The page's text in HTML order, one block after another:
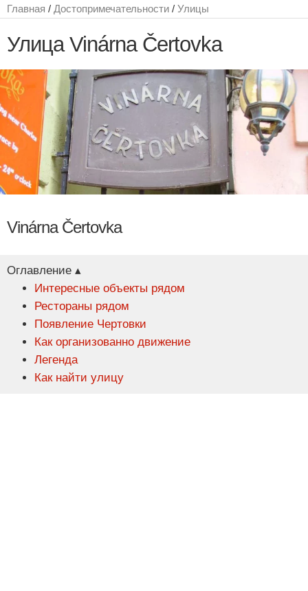
Главная / Достопримечательности / Улицы
Улица Vinárna Čertovka
Vinárna Čertovka
Оглавление ▴
Интересные объекты рядом
Рестораны рядом
Появление Чертовки
Как организованно движение
Легенда
Как найти улицу